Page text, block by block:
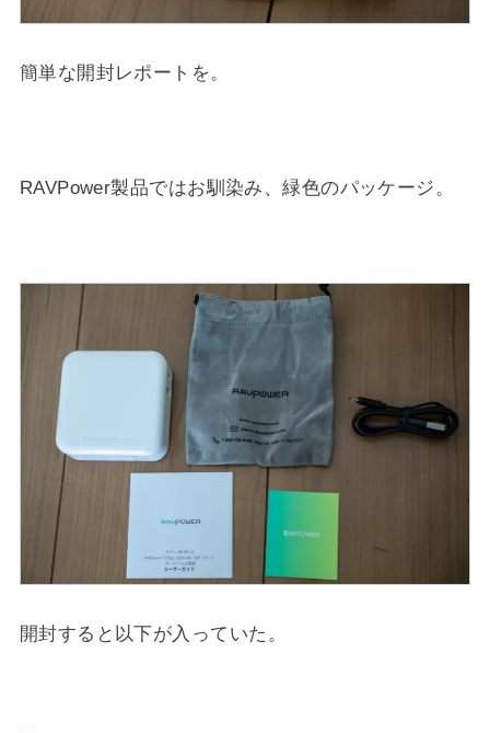
簡単な開封レポートを。
RAVPower製品ではお馴染み、緑色のパッケージ。
開封すると以下が入っていた。